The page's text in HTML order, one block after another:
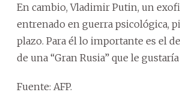
En cambio, Vladimir Putin, un
entrenado en guerra psicológica,
plazo. Para él lo importante es el
de una “Gran Rusia” que le
Fuente: AFP.